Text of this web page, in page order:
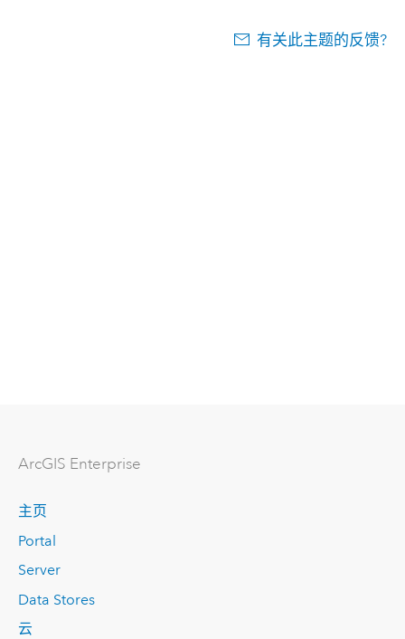
有关此主题的反馈?
ArcGIS Enterprise
主页
Portal
Server
Data Stores
云